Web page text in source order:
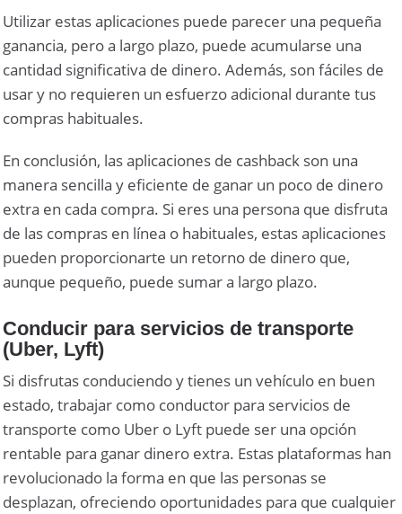
Utilizar estas aplicaciones puede parecer una pequeña
ganancia, pero a largo plazo, puede acumularse una
cantidad significativa de dinero. Además, son fáciles de
usar y no requieren un esfuerzo adicional durante tus
compras habituales.
En conclusión, las aplicaciones de cashback son una
manera sencilla y eficiente de ganar un poco de dinero
extra en cada compra. Si eres una persona que disfruta
de las compras en línea o habituales, estas aplicaciones
pueden proporcionarte un retorno de dinero que,
aunque pequeño, puede sumar a largo plazo.
Conducir para servicios de transporte
(Uber, Lyft)
Si disfrutas conduciendo y tienes un vehículo en buen
estado, trabajar como conductor para servicios de
transporte como Uber o Lyft puede ser una opción
rentable para ganar dinero extra. Estas plataformas han
revolucionado la forma en que las personas se
desplazan, ofreciendo oportunidades para que cualquier